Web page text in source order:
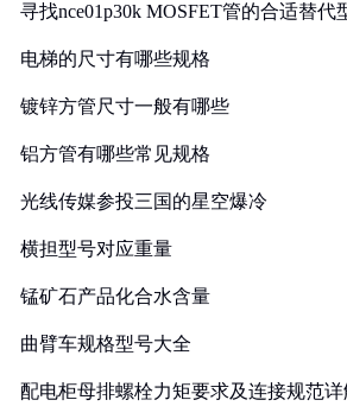
寻找nce01p30k MOSFET管的合适替代
电梯的尺寸有哪些规格
镀锌方管尺寸一般有哪些
铝方管有哪些常见规格
光线传媒参投三国的星空爆冷
横担型号对应重量
锰矿石产品化合水含量
曲臂车规格型号大全
配电柜母排螺栓力矩要求及连接规范详